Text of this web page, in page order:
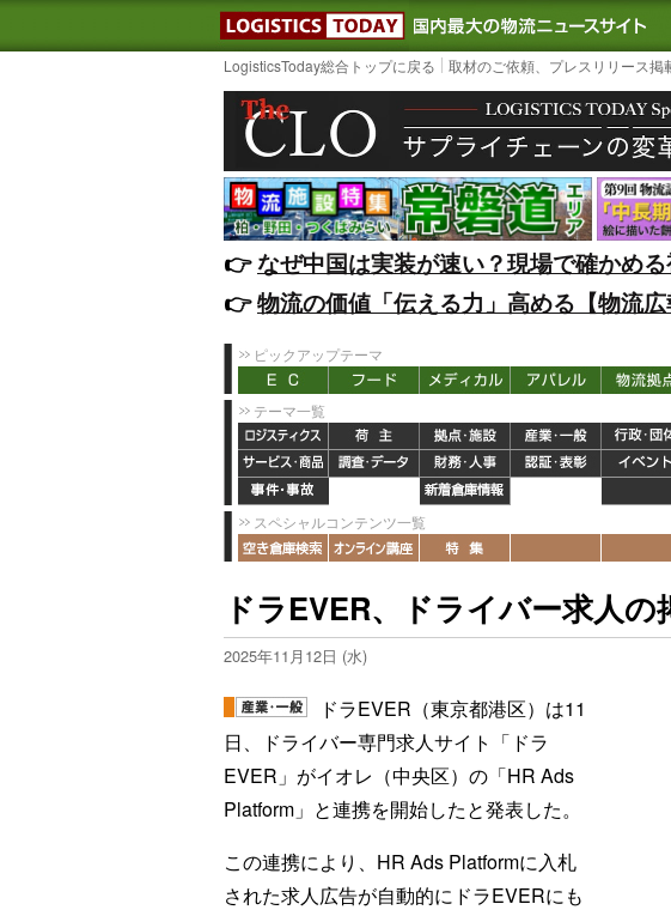
LOGISTICS TODAY｜国内最
LogisticsToday総合トップに戻る 取材のご依頼、プレスリリース掲
👉️なぜ中国は実装が速い？現場で確かめ
👉️物流の価値「伝える力」高める【物流
ピックアップテーマ
テーマ一覧
スペシャルコンテンツ一覧
ドラEVER、ドライバー求人
2025年11月12日 (水)
ドラEVER（東京都港区）は11
日、ドライバー専門求人サイト「ドラ
EVER」がイオレ（中央区）の「HR Ads
Platform」と連携を開始したと発表した。
この連携により、HR Ads Platformに入札
された求人広告が自動的にドラEVERにも